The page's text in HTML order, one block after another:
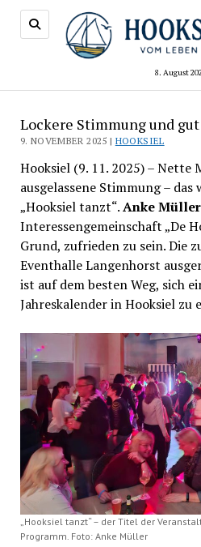
8. August
Lockere Stimmung und
9. NOVEMBER 2025 | HOOKSIEL
Hooksiel (9. 11. 2025) – Nette
ausgelassene Stimmung –
„Hooksiel tanzt“.Anke
Interessengemeinschaft „De
Grund, zufrieden zu sein. Die
Eventhalle Langenhorst
ist auf dem besten Weg, sich
Jahreskalender in Hooksiel zu
„Hooksiel tanzt“ – der Titel der
Programm. Foto: Anke Müller